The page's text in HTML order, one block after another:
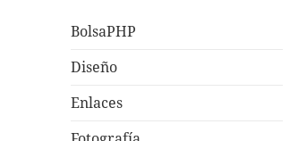
BolsaPHP
Diseño
Enlaces